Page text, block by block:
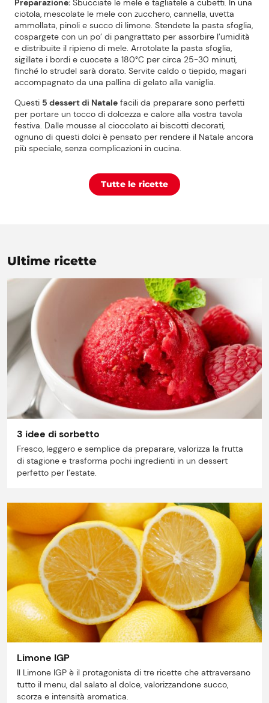
Punti vendita
Il gruppo
Ricette
Storie
Lavora con noi
Shop
Preparazione: Sbucciate le mele e tagliatele a cubetti. In una
ciotola, mescolate le mele con zucchero, cannella, uvetta
ammollata, pinoli e succo di limone. Stendete la pasta sfoglia,
cospargete con un po’ di pangrattato per assorbire l’umidità
e distribuite il ripieno di mele. Arrotolate la pasta sfoglia,
sigillate i bordi e cuocete a 180°C per circa 25-30 minuti,
finché lo strudel sarà dorato. Servite caldo o tiepido, magari
accompagnato da una pallina di gelato alla vaniglia.
Questi 5 dessert di Natale facili da preparare sono perfetti
per portare un tocco di dolcezza e calore alla vostra tavola
festiva. Dalle mousse al cioccolato ai biscotti decorati,
ognuno di questi dolci è pensato per rendere il Natale ancora
più speciale, senza complicazioni in cucina.
Tutte le ricette
Ultime ricette
3 idee di sorbetto
Fresco, leggero e semplice da preparare, valorizza la frutta
di stagione e trasforma pochi ingredienti in un dessert
perfetto per l’estate.
Limone IGP
Il Limone IGP è il protagonista di tre ricette che attraversano
tutto il menu, dal salato al dolce, valorizzandone succo,
scorza e intensità aromatica.